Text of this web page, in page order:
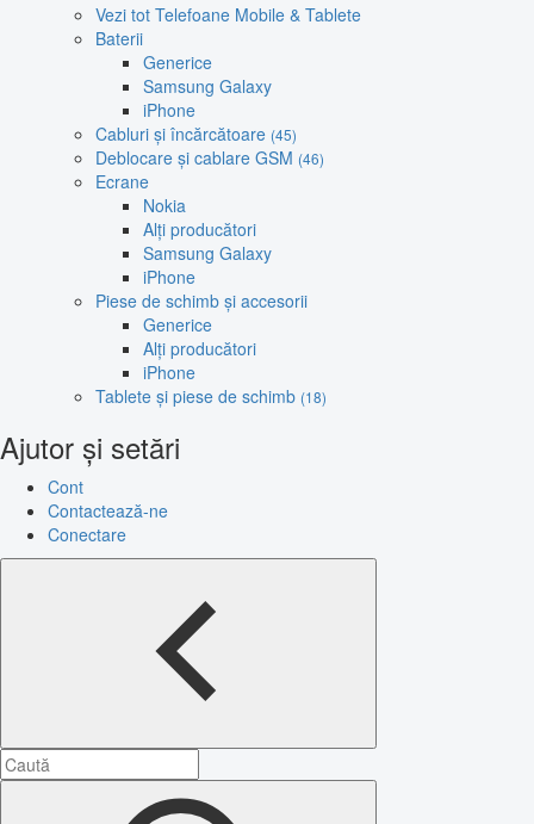
Vezi tot Telefoane Mobile & Tablete
Baterii
Generice
Samsung Galaxy
iPhone
Cabluri și încărcătoare (45)
Deblocare și cablare GSM (46)
Ecrane
Nokia
Alți producători
Samsung Galaxy
iPhone
Piese de schimb și accesorii
Generice
Alți producători
iPhone
Tablete și piese de schimb (18)
Ajutor și setări
Cont
Contactează-ne
Conectare